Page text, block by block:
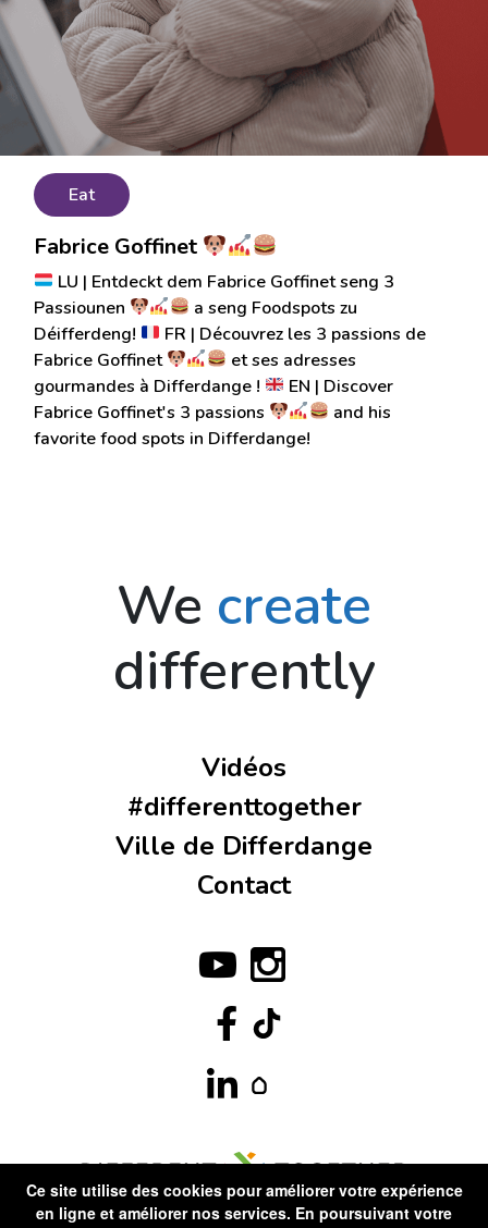
Eat
Fabrice Goffinet
LU | Entdeckt dem Fabrice Goffinet seng 3
Passiounen
a seng Foodspots zu
Déifferdeng!
FR | Découvrez les 3 passions de
Fabrice Goffinet
et ses adresses
gourmandes à Differdange !
EN | Discover
Fabrice Goffinet's 3 passions
and his
favorite food spots in Differdange!
We create
differently
Vidéos
#differenttogether
Ville de Differdange
Contact
Ce site utilise des cookies pour améliorer votre expérience
en ligne et améliorer nos services. En poursuivant votre